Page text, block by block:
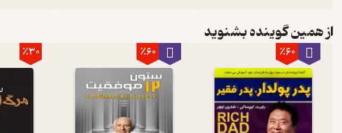
از همین گوینده بشنوید
٪60 ٪60 ٪30